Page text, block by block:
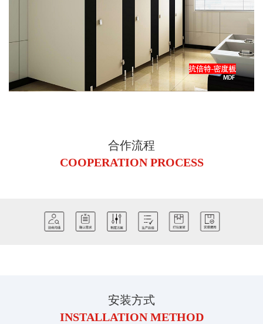
合作流程
COOPERATION PROCESS
安装方式
INSTALLATION METHOD